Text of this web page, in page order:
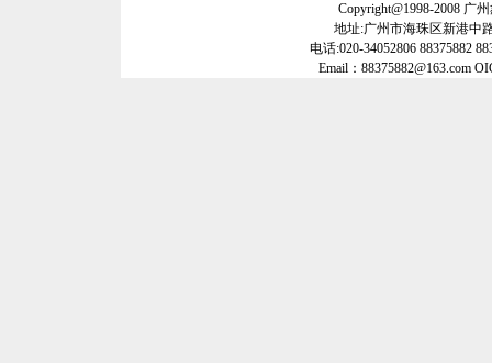
Copyright@1998-2008 广
地址:广州市海珠区新港中
电话:020-34052806 88375882
Email：88375882@163.com